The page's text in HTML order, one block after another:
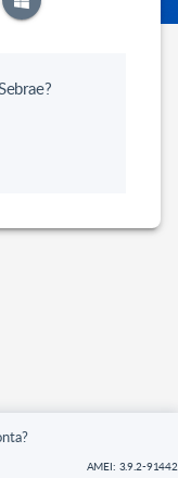
AMEI: 3.9.2-91442